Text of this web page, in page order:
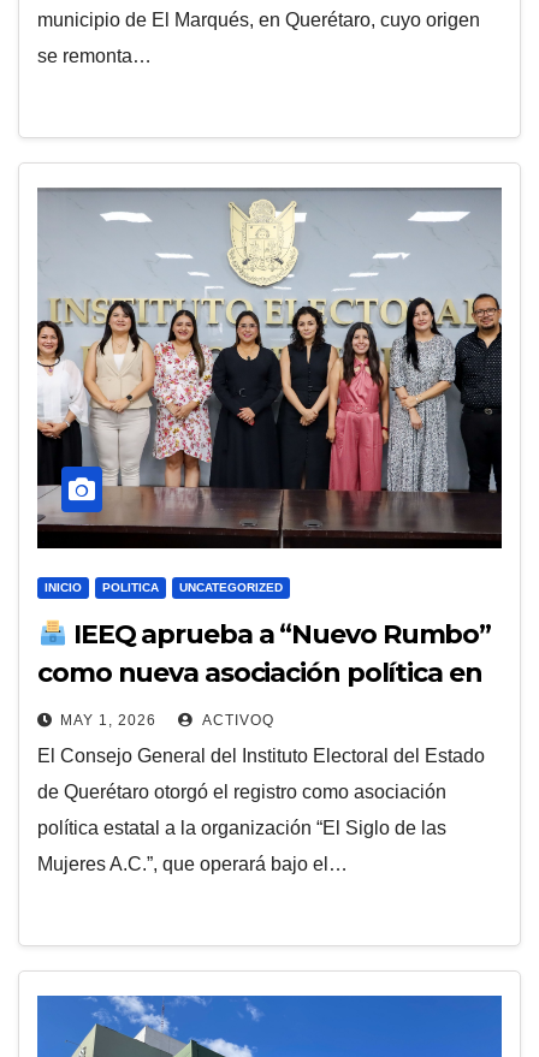
municipio de El Marqués, en Querétaro, cuyo origen
se remonta…
INICIO POLITICA UNCATEGORIZED
IEEQ aprueba a “Nuevo Rumbo”
como nueva asociación política en
Querétaro
MAY 1, 2026 ACTIVOQ
El Consejo General del Instituto Electoral del Estado
de Querétaro otorgó el registro como asociación
política estatal a la organización “El Siglo de las
Mujeres A.C.”, que operará bajo el…